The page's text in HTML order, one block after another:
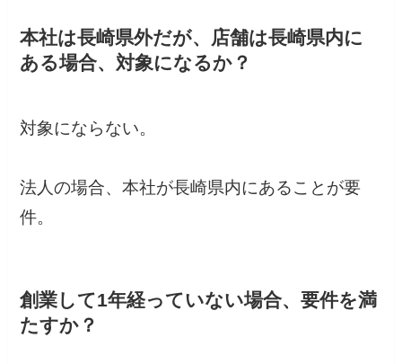
本社は長崎県外だが、店舗は長崎県内に
ある場合、対象になるか？
対象にならない。
法人の場合、本社が長崎県内にあることが要
件。
創業して1年経っていない場合、要件を満
たすか？